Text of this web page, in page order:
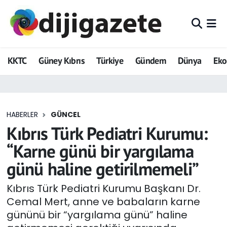
KKTC Güney Kıbrıs Türkiye Gündem Dünya
HABERLER GÜNCEL
Kıbrıs Türk Pediatri Kurumu:
“Karne günü bir yargılama
günü haline getirilmemeli”
Kıbrıs Türk Pediatri Kurumu Başkanı Dr.
Cemal Mert, anne ve babaların karne
gününü bir “yargılama günü” haline
ADVERTORIAL
Dijigazete
Eğitim
Ekonomi
Foto Galeri
GEZİ
Güncel
Hava Durumu
Trafik Durumu
Tüm Manşetler
Son Dakika Haberleri
Haber Arşivi